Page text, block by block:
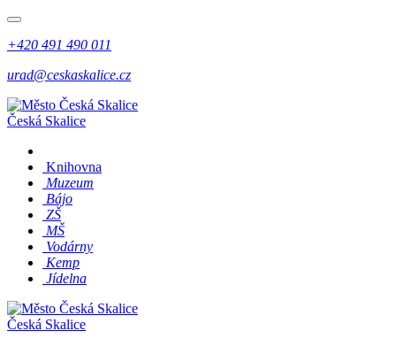
+420 491 490 011
urad@ceskaskalice.cz
Česká Skalice
Knihovna
Muzeum
Bájo
ZŠ
MŠ
Vodárny
Kemp
Jídelna
Česká Skalice